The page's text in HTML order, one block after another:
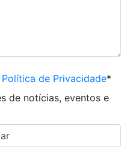
Política de Privacidade*
de notícias, eventos e